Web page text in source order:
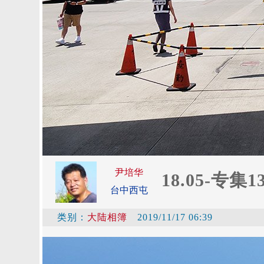
尹培华
台中西屯
18.05-专集
类别： 大陆相簿 2019/11/17 06:39